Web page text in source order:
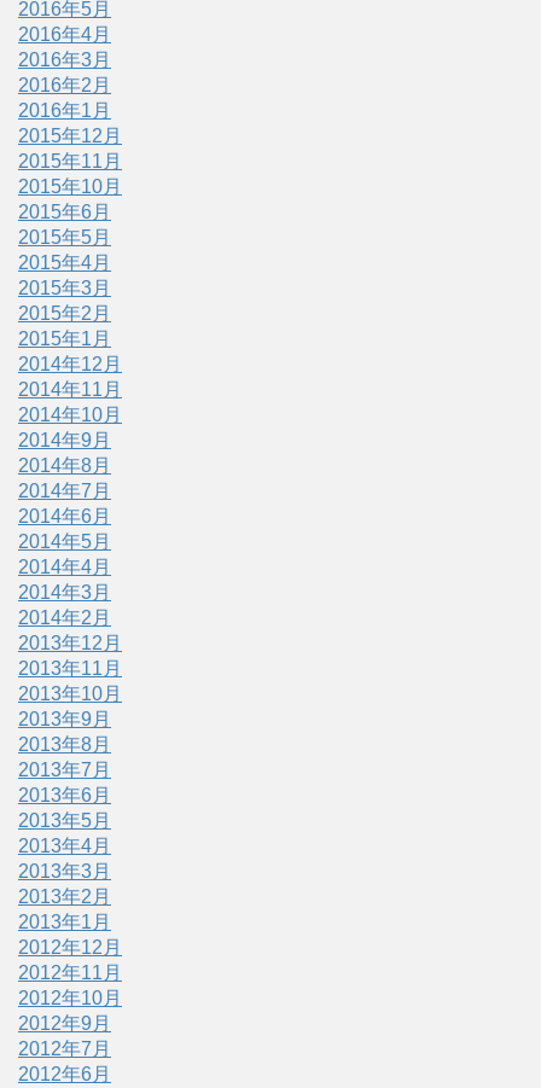
2016年5月
2016年4月
2016年3月
2016年2月
2016年1月
2015年12月
2015年11月
2015年10月
2015年6月
2015年5月
2015年4月
2015年3月
2015年2月
2015年1月
2014年12月
2014年11月
2014年10月
2014年9月
2014年8月
2014年7月
2014年6月
2014年5月
2014年4月
2014年3月
2014年2月
2013年12月
2013年11月
2013年10月
2013年9月
2013年8月
2013年7月
2013年6月
2013年5月
2013年4月
2013年3月
2013年2月
2013年1月
2012年12月
2012年11月
2012年10月
2012年9月
2012年7月
2012年6月